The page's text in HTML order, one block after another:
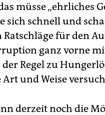
müsse „ehrliches
sich schnell und
Ratschläge für den
ganz vorne
Regel zu
und Weise
derzeit noch die